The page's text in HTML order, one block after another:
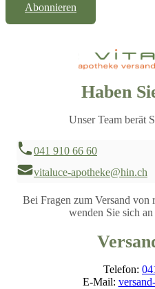
Abonnieren
Haben
Unser Team berät
041 910 66 60
vitaluce-apotheke@hin.ch
Bei Fragen zum Versand
wenden Sie sich
Telefon:
E-Mail: